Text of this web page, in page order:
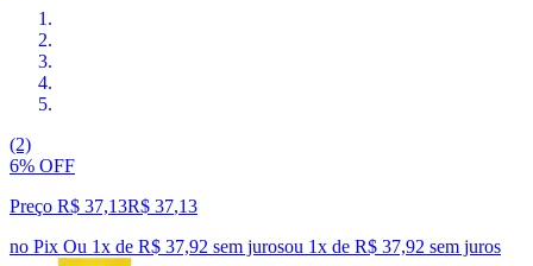
(2)
6% OFF
Preço R$ 37,13R$ 37,13
no Pix Ou 1x de R$ 37,92 sem jurosou 1x de R$ 37,92 sem juros